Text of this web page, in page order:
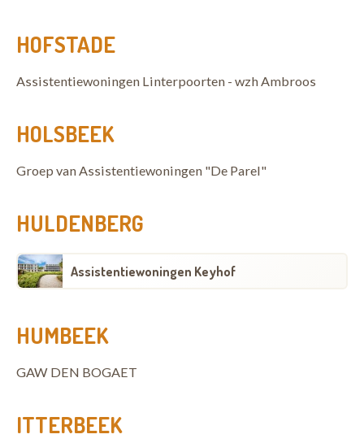
HOFSTADE
Assistentiewoningen Linterpoorten - wzh Ambroos
HOLSBEEK
Groep van Assistentiewoningen "De Parel"
HULDENBERG
Assistentiewoningen Keyhof
HUMBEEK
GAW DEN BOGAET
ITTERBEEK